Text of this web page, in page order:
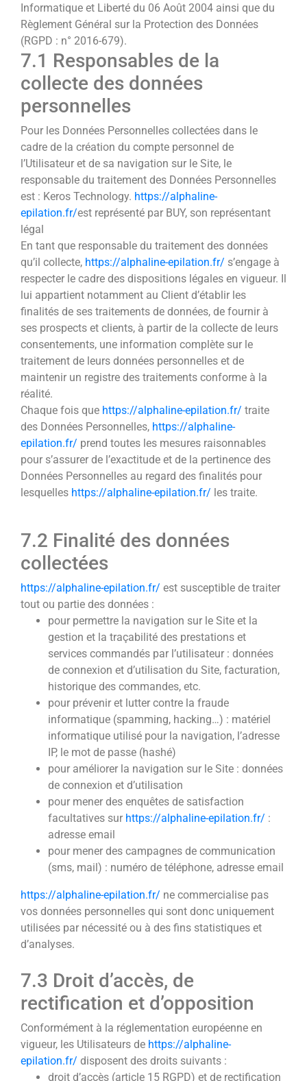
Informatique et Liberté du 06 Août 2004 ainsi que du
Règlement Général sur la Protection des Données
(RGPD : n° 2016-679).
7.1 Responsables de la
collecte des données
personnelles
Pour les Données Personnelles collectées dans le
cadre de la création du compte personnel de
l’Utilisateur et de sa navigation sur le Site, le
responsable du traitement des Données Personnelles
est : Keros Technology. https://alphaline-
epilation.fr/est représenté par BUY, son représentant
légal
En tant que responsable du traitement des données
qu’il collecte, https://alphaline-epilation.fr/ s’engage à
respecter le cadre des dispositions légales en vigueur. Il
lui appartient notamment au Client d’établir les
finalités de ses traitements de données, de fournir à
ses prospects et clients, à partir de la collecte de leurs
consentements, une information complète sur le
traitement de leurs données personnelles et de
maintenir un registre des traitements conforme à la
réalité.
Chaque fois que https://alphaline-epilation.fr/ traite
des Données Personnelles, https://alphaline-
epilation.fr/ prend toutes les mesures raisonnables
pour s’assurer de l’exactitude et de la pertinence des
Données Personnelles au regard des finalités pour
lesquelles https://alphaline-epilation.fr/ les traite.
7.2 Finalité des données
collectées
https://alphaline-epilation.fr/ est susceptible de traiter
tout ou partie des données :
pour permettre la navigation sur le Site et la
gestion et la traçabilité des prestations et
services commandés par l’utilisateur : données
de connexion et d’utilisation du Site, facturation,
historique des commandes, etc.
pour prévenir et lutter contre la fraude
informatique (spamming, hacking…) : matériel
informatique utilisé pour la navigation, l’adresse
IP, le mot de passe (hashé)
pour améliorer la navigation sur le Site : données
de connexion et d’utilisation
pour mener des enquêtes de satisfaction
facultatives sur https://alphaline-epilation.fr/ :
adresse email
pour mener des campagnes de communication
(sms, mail) : numéro de téléphone, adresse email
https://alphaline-epilation.fr/ ne commercialise pas
vos données personnelles qui sont donc uniquement
utilisées par nécessité ou à des fins statistiques et
d’analyses.
7.3 Droit d’accès, de
rectification et d’opposition
Conformément à la réglementation européenne en
vigueur, les Utilisateurs de https://alphaline-
epilation.fr/ disposent des droits suivants :
droit d’accès (article 15 RGPD) et de rectification